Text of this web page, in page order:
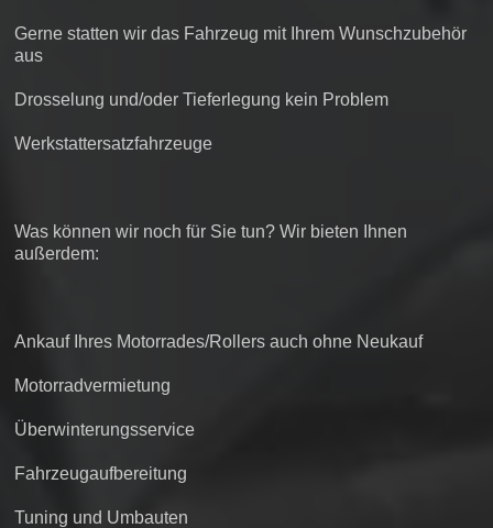
Gerne statten wir das Fahrzeug mit Ihrem Wunschzubehör
aus
Drosselung und/oder Tieferlegung kein Problem
Werkstattersatzfahrzeuge
Was können wir noch für Sie tun? Wir bieten Ihnen
außerdem:
Ankauf Ihres Motorrades/Rollers auch ohne Neukauf
Motorradvermietung
Überwinterungsservice
Fahrzeugaufbereitung
Tuning und Umbauten